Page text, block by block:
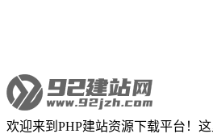
欢迎来到PHP建站资源下载平台！